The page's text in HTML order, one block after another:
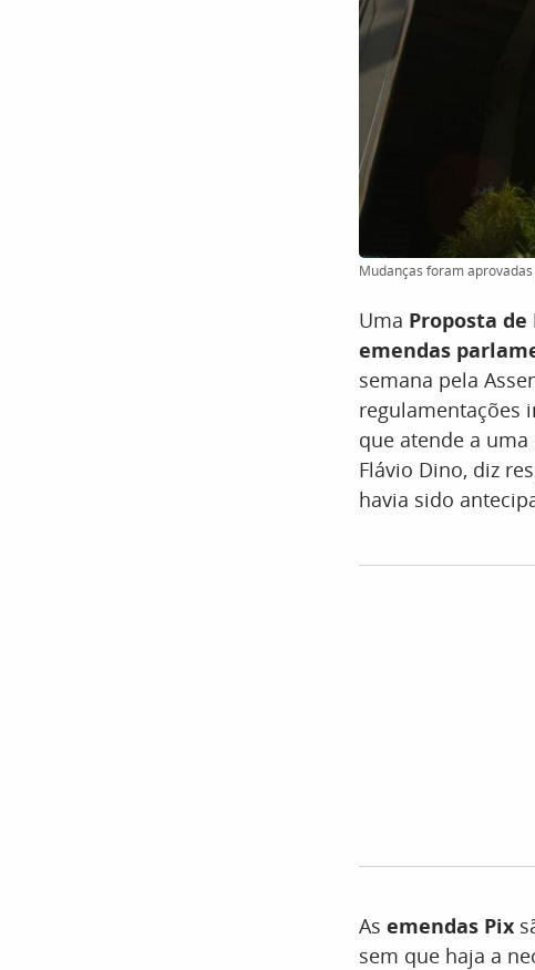
Mudanças foram
Uma Proposta de
emendas
semana pela
regulamentações
que atende a
Flávio Dino, diz
havia sido
As emendas Pix
sem que haja a